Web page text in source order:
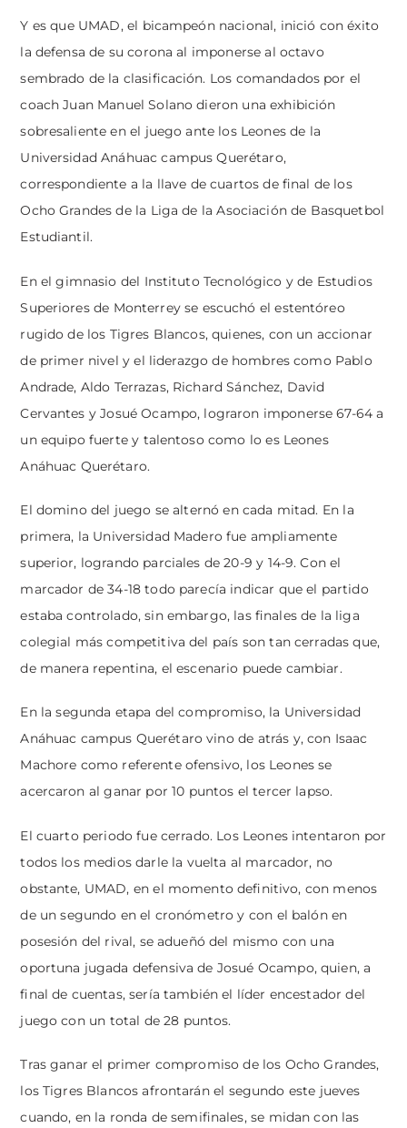
Y es que UMAD, el bicampeón nacional, inició con éxito
la defensa de su corona al imponerse al octavo
sembrado de la clasificación. Los comandados por el
coach Juan Manuel Solano dieron una exhibición
sobresaliente en el juego ante los Leones de la
Universidad Anáhuac campus Querétaro,
correspondiente a la llave de cuartos de final de los
Ocho Grandes de la Liga de la Asociación de Basquetbol
Estudiantil.
En el gimnasio del Instituto Tecnológico y de Estudios
Superiores de Monterrey se escuchó el estentóreo
rugido de los Tigres Blancos, quienes, con un accionar
de primer nivel y el liderazgo de hombres como Pablo
Andrade, Aldo Terrazas, Richard Sánchez, David
Cervantes y Josué Ocampo, lograron imponerse 67-64 a
un equipo fuerte y talentoso como lo es Leones
Anáhuac Querétaro.
El domino del juego se alternó en cada mitad. En la
primera, la Universidad Madero fue ampliamente
superior, logrando parciales de 20-9 y 14-9. Con el
marcador de 34-18 todo parecía indicar que el partido
estaba controlado, sin embargo, las finales de la liga
colegial más competitiva del país son tan cerradas que,
de manera repentina, el escenario puede cambiar.
En la segunda etapa del compromiso, la Universidad
Anáhuac campus Querétaro vino de atrás y, con Isaac
Machore como referente ofensivo, los Leones se
acercaron al ganar por 10 puntos el tercer lapso.
El cuarto periodo fue cerrado. Los Leones intentaron por
todos los medios darle la vuelta al marcador, no
obstante, UMAD, en el momento definitivo, con menos
de un segundo en el cronómetro y con el balón en
posesión del rival, se adueñó del mismo con una
oportuna jugada defensiva de Josué Ocampo, quien, a
final de cuentas, sería también el líder encestador del
juego con un total de 28 puntos.
Tras ganar el primer compromiso de los Ocho Grandes,
los Tigres Blancos afrontarán el segundo este jueves
cuando, en la ronda de semifinales, se midan con las